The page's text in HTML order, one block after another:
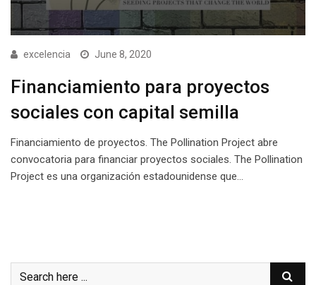
excelencia June 8, 2020
Financiamiento para proyectos
sociales con capital semilla
Financiamiento de proyectos. The Pollination Project abre
convocatoria para financiar proyectos sociales. The Pollination
Project es una organización estadounidense que…